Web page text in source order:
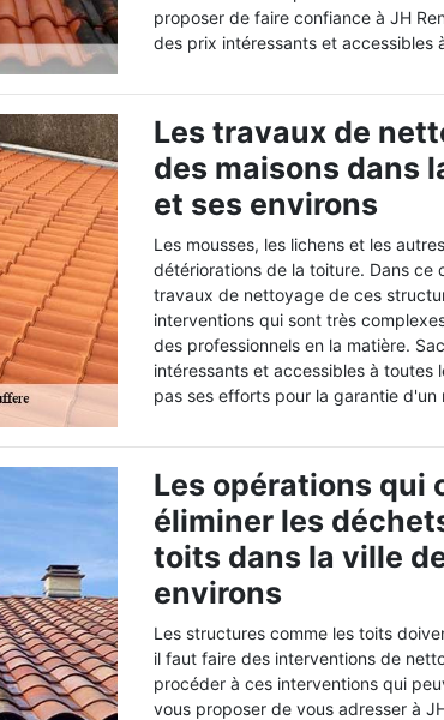
proposer de faire confiance à JH
des prix intéressants et accessibles
Les travaux de
des maisons dans
et ses environs
Les mousses, les lichens et les
détériorations de la toiture. Dans ce
travaux de nettoyage de ces
interventions qui sont très
des professionnels en la matière.
intéressants et accessibles à toutes
pas ses efforts pour la garantie d'un
Les opérations qui
éliminer les
toits dans la ville
environs
Les structures comme les toits
il faut faire des interventions de
procéder à ces interventions qui
vous proposer de vous adresser à